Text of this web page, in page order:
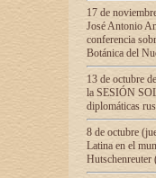
17 de
José Antonio
conferencia
Botánica del
13 de octubre
la SESIÓN
diplomáticas
8 de octubre
Latina en el